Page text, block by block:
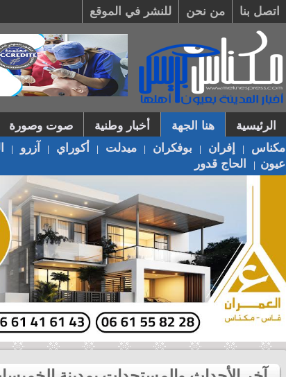
اتصل بنا من نحن للنشر في الموقع
الرئيسية
هنا الجهة
مكناس
إفران بوفكران ميدلت أكوراي آزرو
عيون
الحاج قدور
أخبار وطنية صوت وصورة